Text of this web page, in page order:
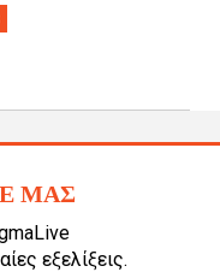
ΜΑΣ
εξελίξεις.